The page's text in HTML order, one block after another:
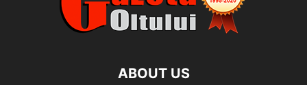
ABOUT US